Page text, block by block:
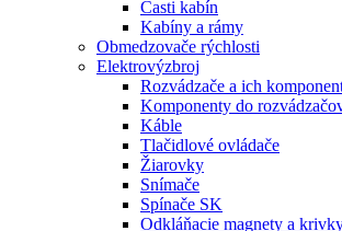
Časti kabín
Kabíny a rámy
Obmedzovače rýchlosti
Elektrovýzbroj
Rozvádzače a ich
Komponenty do
Káble
Tlačidlové ovládače
Žiarovky
Snímače
Spínače SK
Odkláňacie magnety a